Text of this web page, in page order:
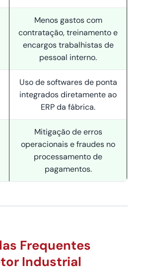
Menos gastos com
contratação, treinamento e
encargos trabalhistas de
pessoal interno.
Uso de softwares de ponta
integrados diretamente ao
ERP da fábrica.
Mitigação de erros
operacionais e fraudes no
processamento de
pagamentos.
Frequentes
Industrial